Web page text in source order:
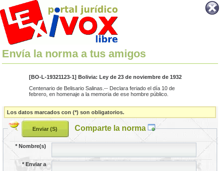
Envía la norma a tus amigos
[BO-L-19321123-1] Bolivia: Ley de 23 de noviembre de 1932
Centenario de Belisario Salinas.-- Declara feriado el día 10 de
febrero, en homenaje a la memoria de ese hombre público.
Los datos marcados con (*) son obligatorios.
Comparte la norma
*Nombre(s)
*Enviar a